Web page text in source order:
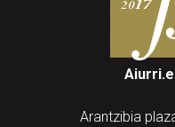
Arantzibia